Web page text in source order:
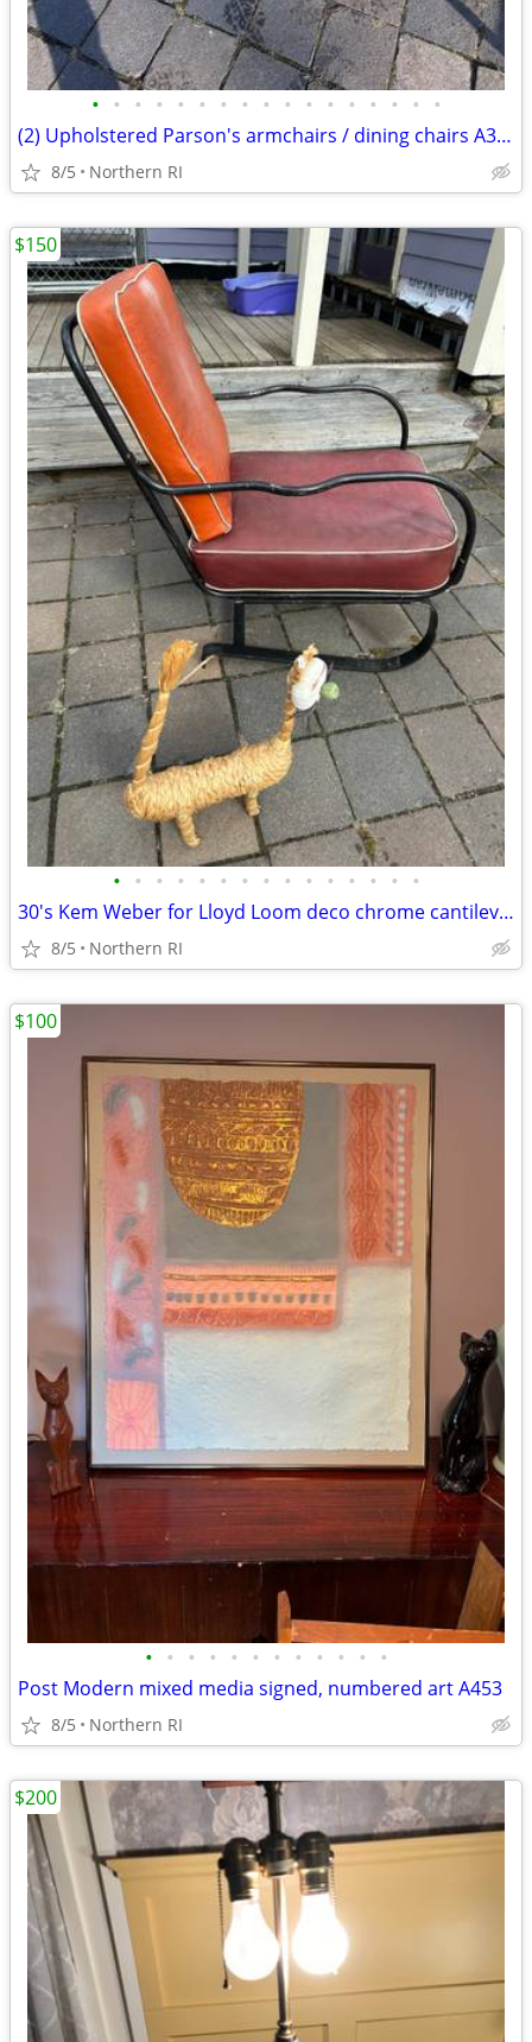
• • • • • • • • • • • • • • • • •
(2) Upholstered Parson's armchairs / dining chairs A351
8/5 Northern RI
• • • • • • • • • • • • • • •
30's Kem Weber for Lloyd Loom deco chrome cantilever lounge chair A441
8/5 Northern RI
$150
• • • • • • • • • • • •
Post Modern mixed media signed, numbered art A453
8/5 Northern RI
$100
$200